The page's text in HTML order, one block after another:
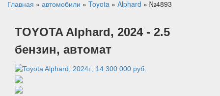
Главная » автомобили » Toyota » Alphard » №4893
TOYOTA Alphard, 2024 - 2.5
бензин, автомат